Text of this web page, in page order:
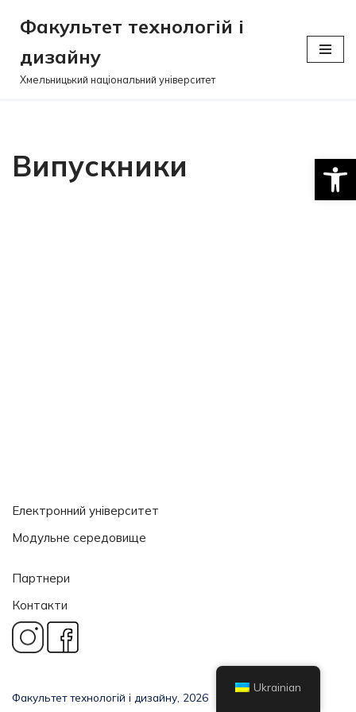
Перейти
до
вмісту
Факультет технологій і
дизайну
Хмельницький національний університет
Випускники
Електронний університет
Модульне середовище
Партнери
Контакти
Факультет технологій і дизайну, 2026
Ukrainian